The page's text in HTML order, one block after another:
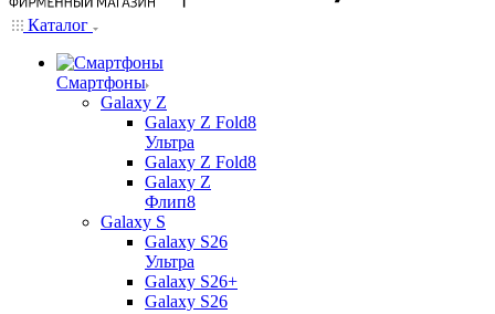
Каталог
Смартфоны
Galaxy Z
Galaxy Z Fold8
Ультра
Galaxy Z Fold8
Galaxy Z
Флип8
Galaxy S
Galaxy S26
Ультра
Galaxy S26+
Galaxy S26